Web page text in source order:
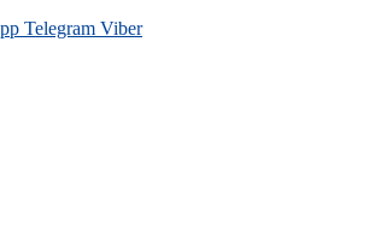
Telegram Viber